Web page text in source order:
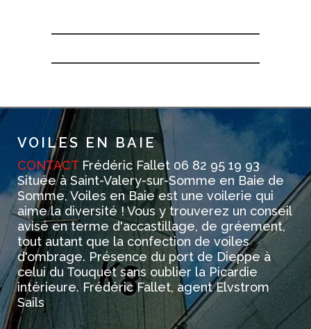
VOILES EN BAIE
CONTACT Frédéric Fallet 06 82 95 19 93
Située à Saint-Valery-sur-Somme en Baie de
Somme, Voiles en Baie est une voilerie qui
aime la diversité ! Vous y trouverez un conseil
avisé en terme d'accastillage, de gréement,
tout autant que la confection de voiles
d'ombrage. Présence du port de Dieppe à
celui du Touquet sans oublier la Picardie
intérieure. Frédéric Fallet, agent Elvstrom
Sails